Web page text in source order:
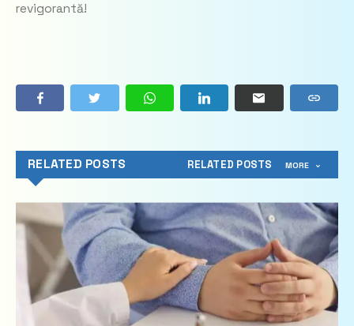
revigorantă!
RELATED POSTS RELATED POSTS MORE